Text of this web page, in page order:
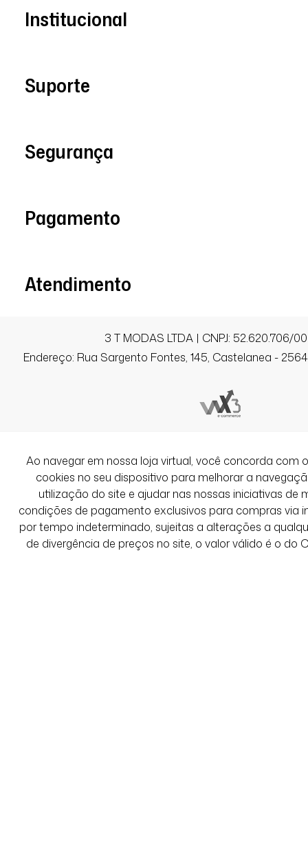
Institucional
Suporte
Segurança
Pagamento
Atendimento
3 T MODAS LTDA | CNPJ: 52.620.706/
Endereço: Rua Sargento Fontes, 145, Castelanea -
Ao navegar em nossa loja virtual, você concorda com
cookies no seu dispositivo para melhorar a
utilização do site e ajudar nas nossas iniciativas de
condições de pagamento exclusivos para compras via
por tempo indeterminado, sujeitas a alterações a
de divergência de preços no site, o valor válido é o do